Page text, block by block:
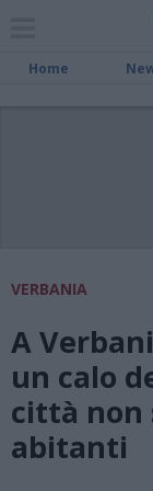
Home
VERBANIA
A
un calo
città non
abitanti